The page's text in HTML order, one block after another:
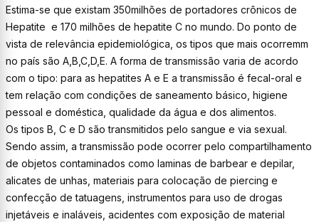
Estima-se que existam 350milhões de portadores crônicos de
Hepatite e 170 milhões de hepatite C no mundo. Do ponto de
vista de relevância epidemiológica, os tipos que mais ocorremm
no país são A,B,C,D,E. A forma de transmissão varia de acordo
com o tipo: para as hepatites A e E a transmissão é fecal-oral e
tem relação com condições de saneamento básico, higiene
pessoal e doméstica, qualidade da água e dos alimentos.
Os tipos B, C e D são transmitidos pelo sangue e via sexual.
Sendo assim, a transmissão pode ocorrer pelo compartilhamento
de objetos contaminados como laminas de barbear e depilar,
alicates de unhas, materiais para colocação de piercing e
confecção de tatuagens, instrumentos para uso de drogas
injetáveis e inaláveis, acidentes com exposição de material